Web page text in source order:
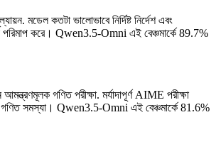
. মডেল কতটা ভালোভাবে নির্দিষ্ট নির্দেশ এবং
করে। Qwen3.5-Omni এই বেঞ্চমার্কে 89.7%
আমন্ত্রণমূলক গণিত পরীক্ষা. মর্যাদাপূর্ণ AIME পরীক্ষা
সমস্যা। Qwen3.5-Omni এই বেঞ্চমার্কে 81.6%